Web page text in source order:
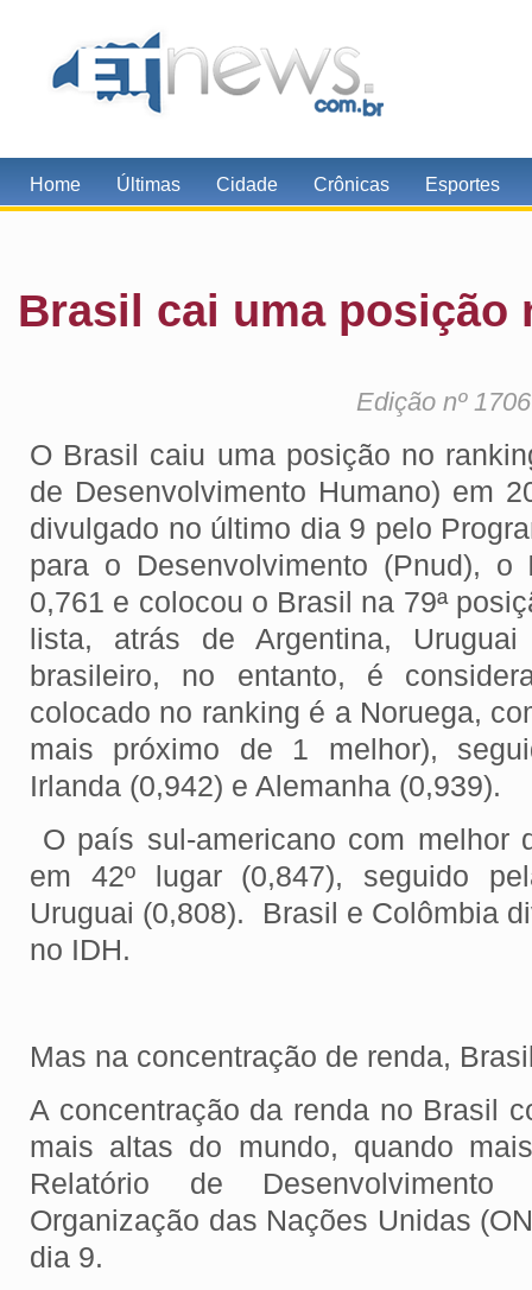
Home Últimas Cidade Crônicas Esportes
Brasil cai uma posição
Edição nº
O Brasil caiu uma posição no
de Desenvolvimento Humano) em
divulgado no último dia 9 pelo
para o Desenvolvimento (Pnud),
0,761 e colocou o Brasil na 79ª
lista, atrás de Argentina,
brasileiro, no entanto, é
colocado no ranking é a Noruega,
mais próximo de 1 melhor),
Irlanda (0,942) e Alemanha (0,939).
O país sul-americano com melhor
em 42º lugar (0,847), seguido
Uruguai (0,808). Brasil e Colômbia
no IDH.
Mas na concentração de renda,
A concentração da renda no Brasil
mais altas do mundo, quando
Relatório de
Organização das Nações Unidas
dia 9.